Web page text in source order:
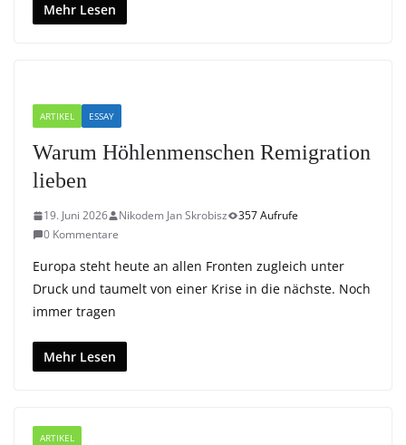
Mehr Lesen
ARTIKEL ESSAY
Warum Höhlenmenschen Remigration
lieben
19. Juni 2026 Nikodem Jan Skrobisz
357 Aufrufe
0 Kommentare
Europa steht heute an allen Fronten zugleich unter
Druck und taumelt von einer Krise in die nächste. Noch
immer tragen
Mehr Lesen
ARTIKEL